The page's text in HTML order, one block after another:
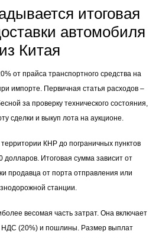
итоговая
автомобиля
из Китая
от прайса транспортного средства на
импорте. Первичная статья расходов –
за проверку технического состояния,
сделки и выкуп лота на аукционе.
КНР до пограничных пунктов
долларов. Итоговая сумма зависит от
продавца от порта отправления или
станции.
весомая часть затрат. Она включает
НДС (20%) и пошлины. Размер выплат